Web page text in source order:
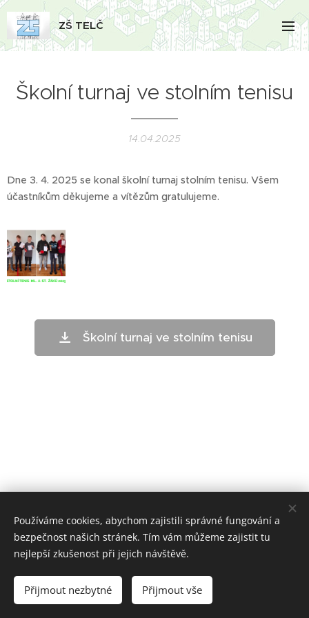
ZŠ TELČ
Školní turnaj ve stolním tenisu
14.04.2025
Dne 3. 4. 2025 se konal školní turnaj stolním tenisu. Všem
účastníkům děkujeme a vítězům gratulujeme.
Školní turnaj ve stolním tenisu
ZŠ Telč - bloxx.cz
Používáme cookies, abychom zajistili správné fungování a
bezpečnost našich stránek. Tím vám můžeme zajistit tu
nejlepší zkušenost při jejich návštěvě.
Přijmout nezbytné Přijmout vše